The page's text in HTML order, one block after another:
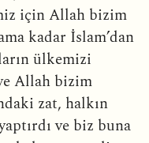
için Allah bizim
kadar İslam’dan
ülkemizi
Allah bizim
zat, halkın
ve biz buna